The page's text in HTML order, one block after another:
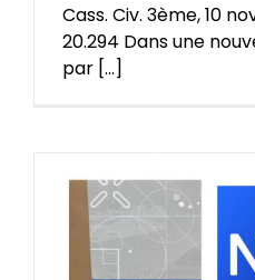
Cass. Civ. 3ème, 10
20.294 Dans une
par [...]